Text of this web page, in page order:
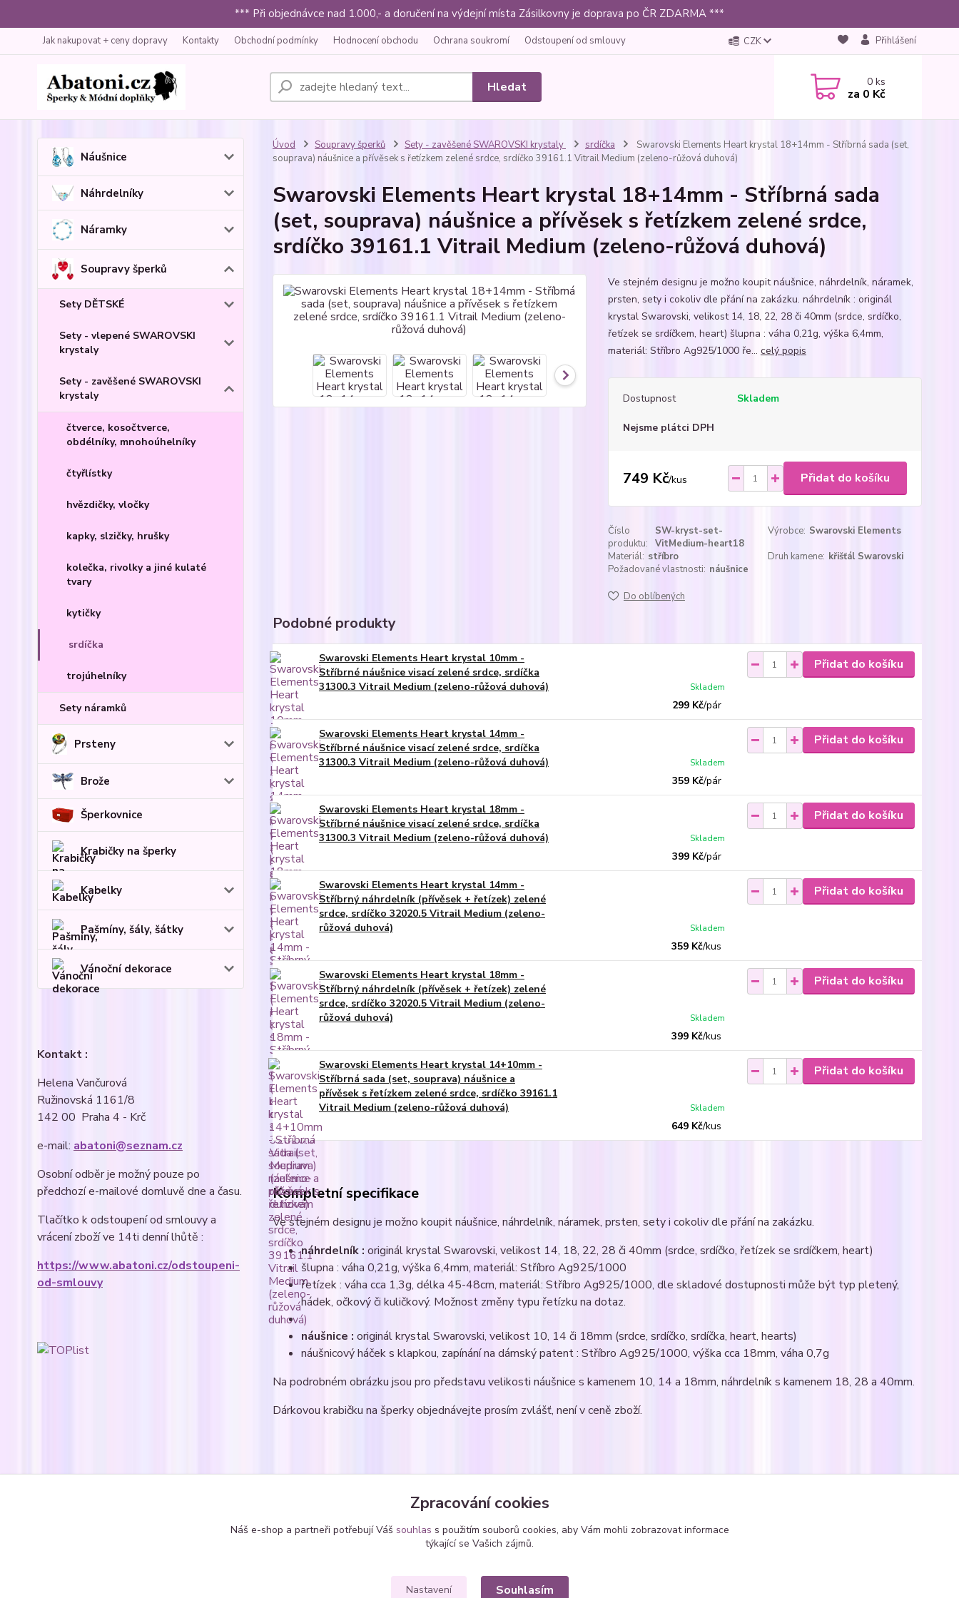
*** Při objednávce nad 1.000,- a doručení na výdejní místa Zásilkovny je doprava po ČR ZDARMA ***
Jak nakupovat + ceny dopravy Kontakty Obchodní podmínky Hodnocení obchodu Ochrana soukromí Odstoupení od smlouvy CZK Přihlášení
Hledat 0ks
za 0 Kč
Náušnice
Náhrdelníky
Náramky
Soupravy šperků
Sety DĚTSKÉ
Sety - vlepené SWAROVSKI
krystaly
Sety - zavěšené SWAROVSKI
krystaly
čtverce, kosočtverce,
obdélníky, mnohoúhelníky
čtyřlístky
hvězdičky, vločky
kapky, slzičky, hrušky
kolečka, rivolky a jiné kulaté
tvary
kytičky
srdíčka
trojúhelníky
Sety náramků
Prsteny
Brože
Šperkovnice
Krabičky na šperky
Kabelky
Pašmíny, šály, šátky
Vánoční dekorace
Kontakt :
Helena Vančurová
Ružinovská 1161/8
142 00 Praha 4 - Krč
e-mail: abatoni@seznam.cz
Osobní odběr je možný pouze po
předchozí e-mailové domluvě dne a času.
Tlačítko k odstoupení od smlouvy a
vrácení zboží ve 14ti denní lhůtě :
https://www.abatoni.cz/odstoupeni-
od-smlouvy
Úvod Soupravy šperků Sety - zavěšené SWAROVSKI krystaly srdíčka
Swarovski Elements Heart krystal 18+14mm - Stříbrná sada (set,
souprava) náušnice a přívěsek s řetízkem zelené srdce, srdíčko 39161.1 Vitrail Medium (zeleno-růžová duhová)
Swarovski Elements Heart krystal 18+14mm - Stříbrná sada
(set, souprava) náušnice a přívěsek s řetízkem zelené srdce,
srdíčko 39161.1 Vitrail Medium (zeleno-růžová duhová)
Ve stejném designu je možno koupit náušnice, náhrdelník, náramek,
prsten, sety i cokoliv dle přání na zakázku. náhrdelník : originál
krystal Swarovski, velikost 14, 18, 22, 28 či 40mm (srdce, srdíčko,
řetízek se srdíčkem, heart) šlupna : váha 0,21g, výška 6,4mm,
materiál: Stříbro Ag925/1000 ře... celý popis
Dostupnost Skladem
Nejsme plátci DPH
749 Kč/kus Přidat do košíku
Číslo
produktu:
SW-kryst-set-
VitMedium-heart18
Výrobce: Swarovski Elements
Materiál: stříbro Druh kamene: křišťál Swarovski
Požadované vlastnosti: náušnice
Do oblíbených
Podobné produkty
Swarovski Elements Heart krystal 10mm -
Stříbrné náušnice visací zelené srdce, srdíčka
31300.3 Vitrail Medium (zeleno-růžová duhová)
299 Kč/pár
Skladem
Přidat do košíku
Swarovski Elements Heart krystal 14mm -
Stříbrné náušnice visací zelené srdce, srdíčka
31300.3 Vitrail Medium (zeleno-růžová duhová)
359 Kč/pár
Skladem
Přidat do košíku
Swarovski Elements Heart krystal 18mm -
Stříbrné náušnice visací zelené srdce, srdíčka
31300.3 Vitrail Medium (zeleno-růžová duhová)
399 Kč/pár
Skladem
Přidat do košíku
Swarovski Elements Heart krystal 14mm -
Stříbrný náhrdelník (přívěsek + řetízek) zelené
srdce, srdíčko 32020.5 Vitrail Medium (zeleno-
růžová duhová)
359 Kč/kus
Skladem
Přidat do košíku
Swarovski Elements Heart krystal 18mm -
Stříbrný náhrdelník (přívěsek + řetízek) zelené
srdce, srdíčko 32020.5 Vitrail Medium (zeleno-
růžová duhová)
399 Kč/kus
Skladem
Přidat do košíku
Swarovski Elements Heart krystal 14+10mm -
Stříbrná sada (set, souprava) náušnice a
přívěsek s řetízkem zelené srdce, srdíčko 39161.1
Vitrail Medium (zeleno-růžová duhová)
649 Kč/kus
Skladem
Přidat do košíku
Kompletní specifikace
Ve stejném designu je možno koupit náušnice, náhrdelník, náramek, prsten, sety i cokoliv dle přání na zakázku.
náhrdelník : originál krystal Swarovski, velikost 14, 18, 22, 28 či 40mm (srdce, srdíčko, řetízek se srdíčkem, heart)
šlupna : váha 0,21g, výška 6,4mm, materiál: Stříbro Ag925/1000
řetízek : váha cca 1,3g, délka 45-48cm, materiál: Stříbro Ag925/1000, dle skladové dostupnosti může být typ pletený,
hádek, očkový či kuličkový. Možnost změny typu řetízku na dotaz.
náušnice : originál krystal Swarovski, velikost 10, 14 či 18mm (srdce, srdíčko, srdíčka, heart, hearts)
náušnicový háček s klapkou, zapínání na dámský patent : Stříbro Ag925/1000, výška cca 18mm, váha 0,7g
Na podrobném obrázku jsou pro představu velikosti náušnice s kamenem 10, 14 a 18mm, náhrdelník s kamenem 18, 28 a 40mm.
Dárkovou krabičku na šperky objednávejte prosím zvlášť, není v ceně zboží.
Zboží zařazeno v kategoriích
Soupravy šperků
Sety - zavěšené
SWAROVSKI krystaly
srdíčka
Zpracování cookies
Náš e-shop a partneři potřebují Váš souhlas s použitím souborů cookies, aby Vám mohli zobrazovat informace
týkající se Vašich zájmů.
Nastavení Souhlasím